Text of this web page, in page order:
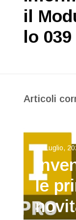
il
lo 039
Articoli
30 Luglio,
le
11 Maggio,